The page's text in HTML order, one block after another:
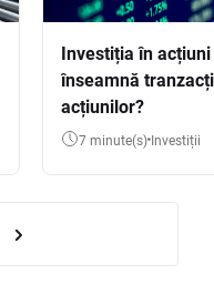
Investiția în
înseamnă
acțiunilor?
7 minute(s) Investiții